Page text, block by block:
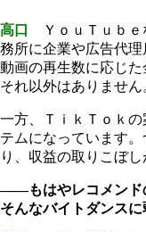
高口
ＹｏｕＴｕｂｅ
務所に企業や広告代
動画の再生数に応じた
それ以外はありません
一方、ＴｉｋＴｏｋ
テムになっています
り、収益の取りこぼし
――もはやレコメンド
そんなバイトダンスに